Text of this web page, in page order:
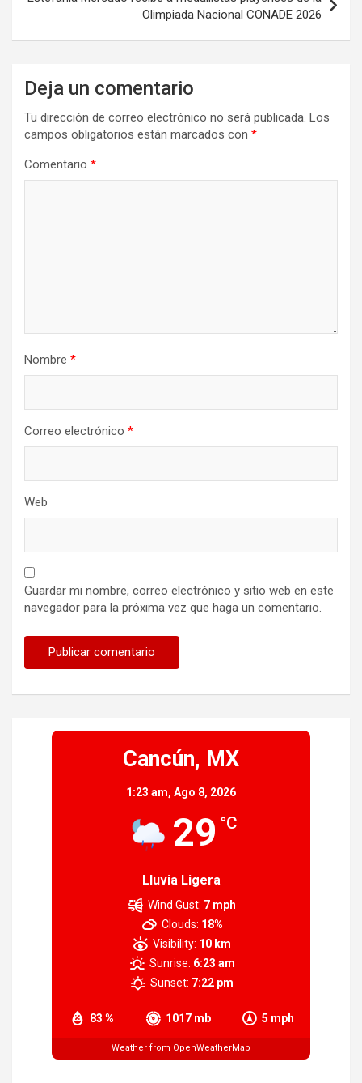
Olimpiada Nacional CONADE 2026
Deja un comentario
Tu dirección de correo electrónico no será publicada. Los
campos obligatorios están marcados con *
Comentario *
Nombre *
Correo electrónico *
Web
Guardar mi nombre, correo electrónico y sitio web en este
navegador para la próxima vez que haga un comentario.
Cancún, MX
1:23 am, Ago 8, 2026
29 °C
Lluvia Ligera
83 % 1017 mb 5 mph
Wind Gust: 7 mph
Clouds: 18%
Visibility: 10 km
Sunrise: 6:23 am
Sunset: 7:22 pm
Weather from OpenWeatherMap